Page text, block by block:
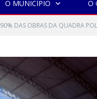
O MUNICÍPIO O
90% DAS OBRAS DA QUADRA